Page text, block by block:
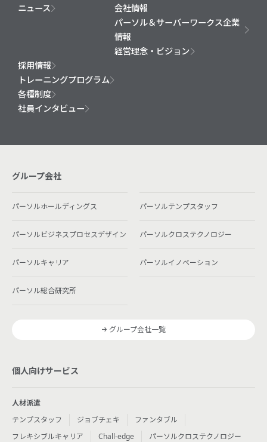
ニュース
会社情報
パーソル＆サーバーワークス企業
情報
経営理念・ビジョン
採用情報
トレーニングプログラム
各種制度
社員インタビュー
グループ会社
パーソルホールディングス パーソルテンプスタッフ
パーソルビジネスプロセスデザイン パーソルクロステクノロジー
パーソルキャリア パーソルイノベーション
パーソル総合研究所
グループ会社一覧
個人向けサービス
人材派遣
テンプスタッフ
ジョブチェキ
ファンタブル
フレキシブルキャリア
Chall-edge パーソルクロステクノロジー